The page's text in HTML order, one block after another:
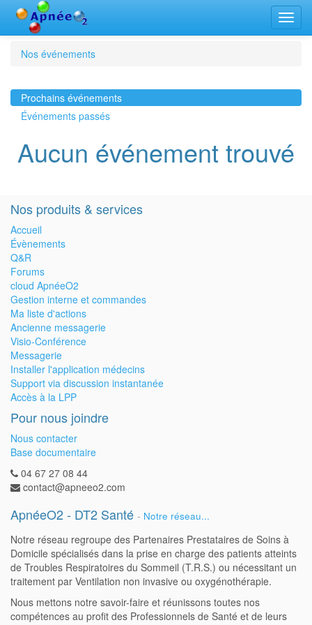
la
Nos événements
Prochains événements
Événements passés
Aucun événement trouvé
Nos produits & services
Accueil
Évènements
Q&R
Forums
cloud ApnéeO2
Gestion interne et commandes
Ma liste d'actions
Ancienne messagerie
Visio-Conférence
Messagerie
Installer l'application médecins
Support via discussion instantanée
Accès à la LPP
Pour nous joindre
Nous contacter
Base documentaire
04 67 27 08 44
contact@apneeo2.com
ApnéeO2 - DT2 Santé - Notre réseau...
Notre réseau regroupe des Partenaires Prestataires de Soins à
Domicile spécialisés dans la prise en charge des patients atteints
de Troubles Respiratoires du Sommeil (T.R.S.) ou nécessitant un
traitement par Ventilation non invasive ou oxygénothérapie.
Nous mettons notre savoir-faire et réunissons toutes nos
compétences au profit des Professionnels de Santé et de leurs